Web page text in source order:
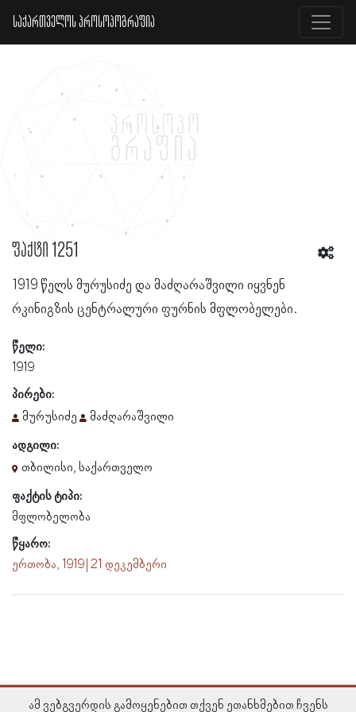
საქართველოს პროსოპოგრაფია
ფაქტი 1251
1919 წელს მურუსიძე და მაძღარაშვილი იყვნენ
რკინიგზის ცენტრალური ფურნის მფლობელები.
წელი:
1919
პირები:
მურუსიძე
მაძღარაშვილი
ადგილი:
თბილისი, საქართველო
ფაქტის ტიპი:
მფლობელობა
წყარო:
ერთობა, 1919 | 21 დეკემბერი
ამ ვებგვერდის გამოყენებით თქვენ ეთანხმებით ჩვენს